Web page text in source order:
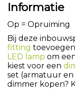
Informatie
Op = Opruiming
Bij deze
fitting
LED lamp om
kiest voor een
set (armatuur
dimmer kopen?